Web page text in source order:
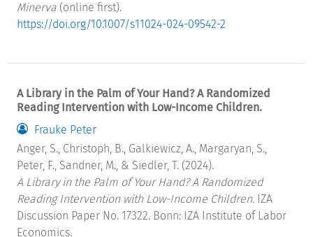
Minerva (online first).
https://doi.org/10.1007/s11024-024-09542-2
A Library in the Palm of Your Hand? A Randomized
Reading Intervention with Low-Income Children.
Frauke Peter
Anger, S., Christoph, B., Galkiewicz, A., Margaryan, S.,
Peter, F., Sandner, M., & Siedler, T. (2024).
A Library in the Palm of Your Hand? A Randomized
Reading Intervention with Low-Income Children. IZA
Discussion Paper No. 17322. Bonn: IZA Institute of Labor
Economics.